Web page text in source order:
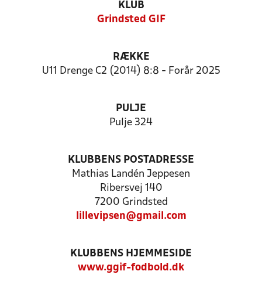
KLUB
Grindsted GIF
RÆKKE
U11 Drenge C2 (2014) 8:8 - Forår 2025
PULJE
Pulje 324
KLUBBENS POSTADRESSE
Mathias Landén Jeppesen
Ribersvej 140
7200 Grindsted
lillevipsen@gmail.com
KLUBBENS HJEMMESIDE
www.ggif-fodbold.dk